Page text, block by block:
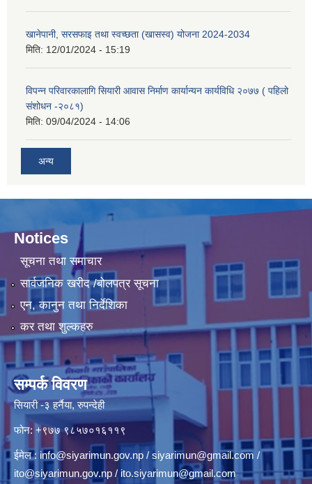
खानेपानी, सरसफाइ तथा स्वच्छता (खासस्व) योजना 2024-2034
मिति: 12/01/2024 - 15:19
विपन्न परिवारकालागि सियारी आवास निर्माण कार्यान्यन कार्यविधि २०७७ ( पहिलो
संशोधन -२०८१)
मिति: 09/04/2024 - 14:06
अन्य
Notices
सूचना तथा समाचार
सार्वजनिक खरीद /बोलपत्र सूचना
एन, कानुन तथा निर्देशिका
कर तथा शुल्कहरु
सम्पर्क विवरण
सियारी -३ हर्नैया, रुपन्देही
फोन: +९७७ ९८५७०१६११९
ईमेल : info@siyarimun.gov.np / siyarimun@gmail.com /
ito@siyarimun.gov.np / ito.siyarimun@gmail.com